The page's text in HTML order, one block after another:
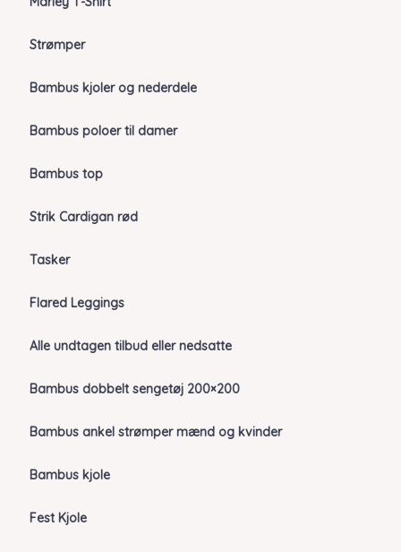
Strømper
Bambus kjoler og nederdele
Bambus poloer til damer
Bambus top
Strik Cardigan rød
Tasker
Flared Leggings
Alle undtagen tilbud eller nedsatte
Bambus dobbelt sengetøj 200×200
Bambus ankel strømper mænd og kvinder
Bambus kjole
Fest Kjole